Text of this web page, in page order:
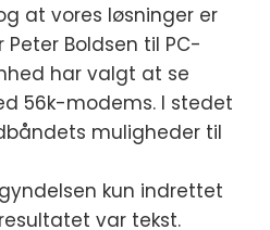
at vores løsninger er
Boldsen til PC-
har valgt at se
56k-modems. I stedet
muligheder til
kun indrettet
var tekst.